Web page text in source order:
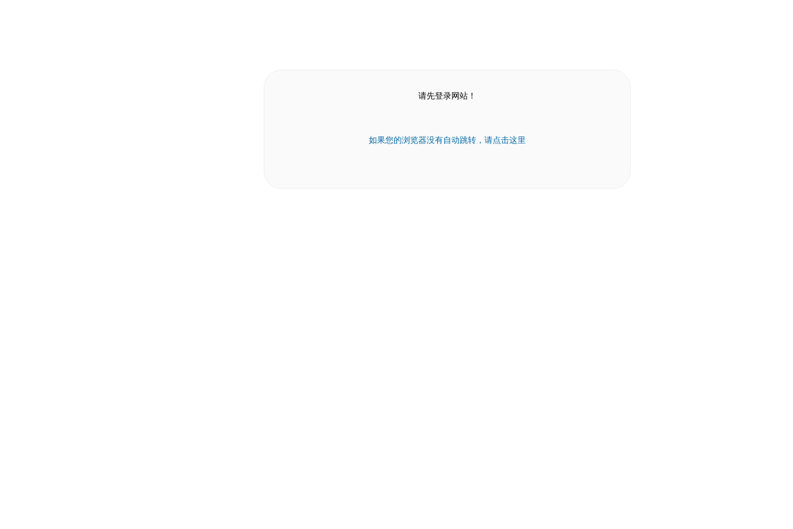
请先登录网站！
如果您的浏览器没有自动跳转，请点击这里